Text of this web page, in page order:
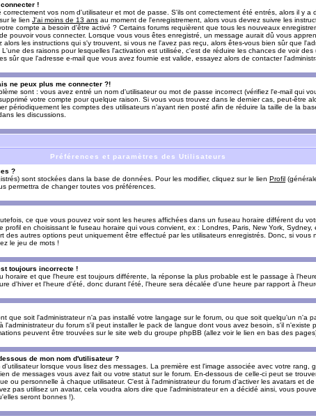
!
vos nom d'utilisateur et mot de passe. S'ils ont correctement été entrés, alors il y a
le lien J'ai moins de 13 ans au moment de l'enregistrement, alors vous devrez suivre les
compte a besoin d'être activé ? Certains forums requièrent que tous les nouveaux
pouvoir vous connecter. Lorsque vous vous êtes enregistré, un message aurait dû vous
les instructions qui s'y trouvent, si vous ne l'avez pas reçu, alors êtes-vous bien sûr que
des raisons pour lesquelles l'activation est utilisée, c'est de réduire les chances de voir des
sûr que l'adresse e-mail que vous avez fournie est valide, essayez alors de contacter
ne peux plus me connecter ?!
sont : vous avez entré un nom d'utilisateur ou mot de passe incorrect (vérifiez l'e-mail qui
votre compte pour quelque raison. Si vous vous trouvez dans le dernier cas, peut-être
périodiquement les comptes des utilisateurs n'ayant rien posté afin de réduire la taille de la
les discussions.
Préférences et paramètres des Utilisateurs
?
sont stockées dans la base de données. Pour les modifier, cliquez sur le lien Profil
permettra de changer toutes vos préférences.
ce que vous pouvez voir sont les heures affichées dans un fuseau horaire différent du
profil en choisissant le fuseau horaire qui vous convient, ex : Londres, Paris, New York, Sydney,
des autres options peut uniquement être effectué par les utilisateurs enregistrés. Donc, si vous
le jeu de mots !
toujours incorrecte !
horaire et que l'heure est toujours différente, la réponse la plus probable est le passage à
d'hiver et l'heure d'été, donc durant l'été, l'heure sera décalée d'une heure par rapport à
que soit l'administrateur n'a pas installé votre langage sur le forum, ou que soit quelqu'un n'a
du forum s'il peut installer le pack de langue dont vous avez besoin, s'il n'existe
peuvent être trouvées sur le site web du groupe phpBB (allez voir le lien en bas des
de mon nom d'utilisateur ?
lorsque vous lisez des messages. La première est l'image associée avec votre rang,
de messages vous avez fait ou votre statut sur le forum. En-dessous de celle-ci peut se
ou personnelle à chaque utilisateur. C'est à l'administrateur du forum d'activer les avatars et
pas utilisez un avatar, cela voudra alors dire que l'administrateur en a décidé ainsi, vous
seront bonnes !).